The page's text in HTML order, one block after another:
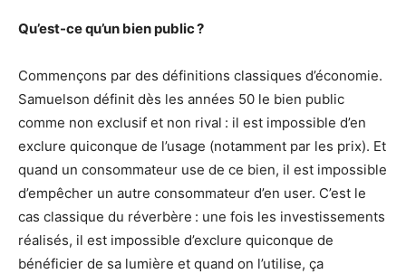
Qu’est-ce qu’un bien public ?
Commençons par des définitions classiques d’économie.
Samuelson définit dès les années 50 le bien public
comme non exclusif et non rival : il est impossible d’en
exclure quiconque de l’usage (notamment par les prix). Et
quand un consommateur use de ce bien, il est impossible
d’empêcher un autre consommateur d’en user. C’est le
cas classique du réverbère : une fois les investissements
réalisés, il est impossible d’exclure quiconque de
bénéficier de sa lumière et quand on l’utilise, ça